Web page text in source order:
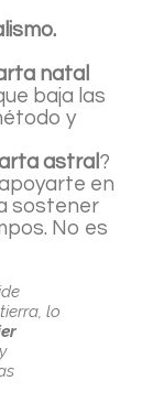
natal
baja las
y
astral ?
en
sostener
No es
lo
y